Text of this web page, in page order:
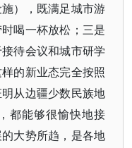
），既满足城市游
喝一杯放松；三是
待会议和城市研学
的新业态完全按照
从边疆少数民族地
都能够很愉快地接
大势所趋，是各地